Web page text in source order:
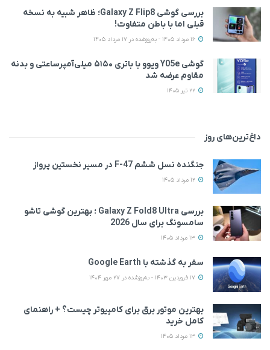
بررسی گوشی Galaxy Z Flip8؛ ظاهر شبیه به نسخه
قبلی اما با باطن متفاوت!
گوشی Y05e ویوو با باتری ۵۱۵۰ میلی‌آمپرساعتی و بدنه
مقاوم عرضه شد
داغ‌ترین‌های روز
جنگنده نسل ششم F-47 در مسیر نخستین پرواز
بررسی Galaxy Z Fold8 Ultra ؛ بهترین گوشی تاشو
سامسونگ برای سال 2026
سفر به گذشته با Google Earth
بهترین موتور برق برای کامپیوتر چیست؟ + راهنمای
کامل خرید